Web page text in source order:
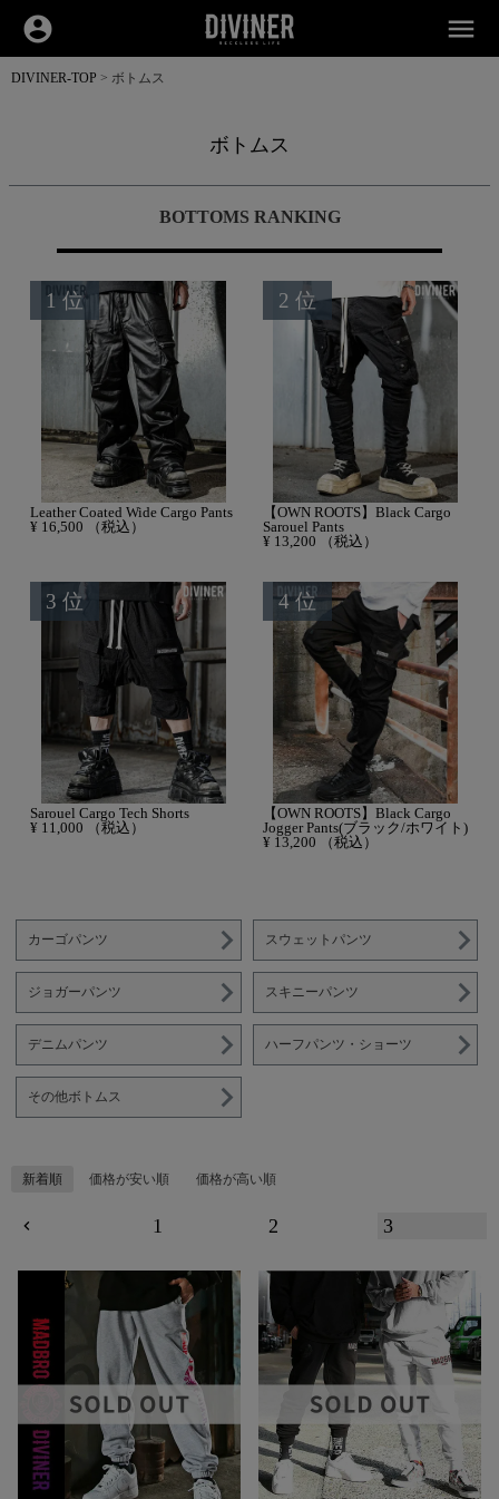
account_circle menu
DIVINER-TOP ボトムス
ボトムス
BOTTOMS RANKING
Leather Coated Wide Cargo Pants
¥ 16,500 （税込）
【OWN ROOTS】Black Cargo
Sarouel Pants
¥ 13,200 （税込）
Sarouel Cargo Tech Shorts
¥ 11,000 （税込）
【OWN ROOTS】Black Cargo
Jogger Pants(ブラック/ホワイト)
¥ 13,200 （税込）
カーゴパンツ スウェットパンツ
ジョガーパンツ スキニーパンツ
デニムパンツ ハーフパンツ・ショーツ
その他ボトムス
新着順 価格が安い順 価格が高い順
1 2 3